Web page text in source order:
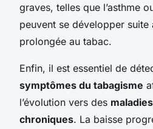
graves, telles que l’asthme
peuvent se développer suite
prolongée au tabac.
Enfin, il est essentiel de
symptômes du tabagisme
l’évolution vers des
chroniques. La baisse